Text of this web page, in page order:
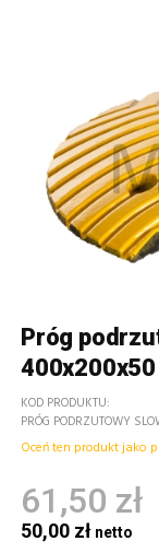
Próg
KOD PRODUKTU
PRÓG PODRZUTOWY
Oceń ten produkt jako
61,50 zł
50,00 zł